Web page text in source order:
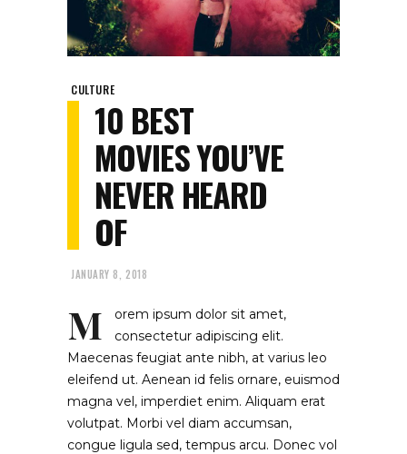
CULTURE
10 BEST
MOVIES YOU’VE
NEVER HEARD
OF
JANUARY 8, 2018
M
orem ipsum dolor sit amet,
consectetur adipiscing elit.
Maecenas feugiat ante nibh, at varius leo
eleifend ut. Aenean id felis ornare, euismod
magna vel, imperdiet enim. Aliquam erat
volutpat. Morbi vel diam accumsan,
congue ligula sed, tempus arcu. Donec vol